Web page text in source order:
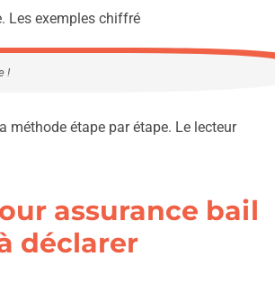
Les exemples chiffré
!
méthode étape par étape. Le lecteur
assurance bail
déclarer